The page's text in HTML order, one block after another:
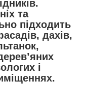
та
підходить
дахів,
і